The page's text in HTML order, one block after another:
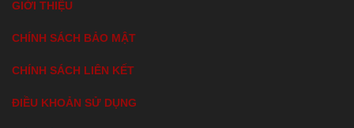
GIỚI THIỆU
CHÍNH SÁCH BẢO MẬT
CHÍNH SÁCH LIÊN KẾT
ĐIỀU KHOẢN SỬ DỤNG